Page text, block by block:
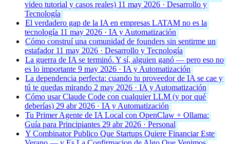
video tutorial y casos reales) 11 may 2026 · Desarrollo y
Tecnología
El verdadero gap de la IA en empresas LATAM no es la
tecnología 11 may 2026 · IA y Automatización
Cómo construí una comunidad de founders sin sentirme un
estafador 11 may 2026 · Desarrollo y Tecnología
La guerra de IA se terminó. Y sí, alguien ganó — pero eso no
es lo importante 9 may 2026 · IA y Automatización
La dependencia perfecta: cuando tu proveedor de IA se cae y
tú te quedas mirando 2 may 2026 · IA y Automatización
Cómo usar Claude Code con cualquier LLM (y por qué
deberías) 29 abr 2026 · IA y Automatización
Tu Primer Agente de IA Local con OpenClaw + Ollama:
Guía para Principiantes 29 abr 2026 · Personal
Y Combinator Publico Que Startups Quiere Financiar Este